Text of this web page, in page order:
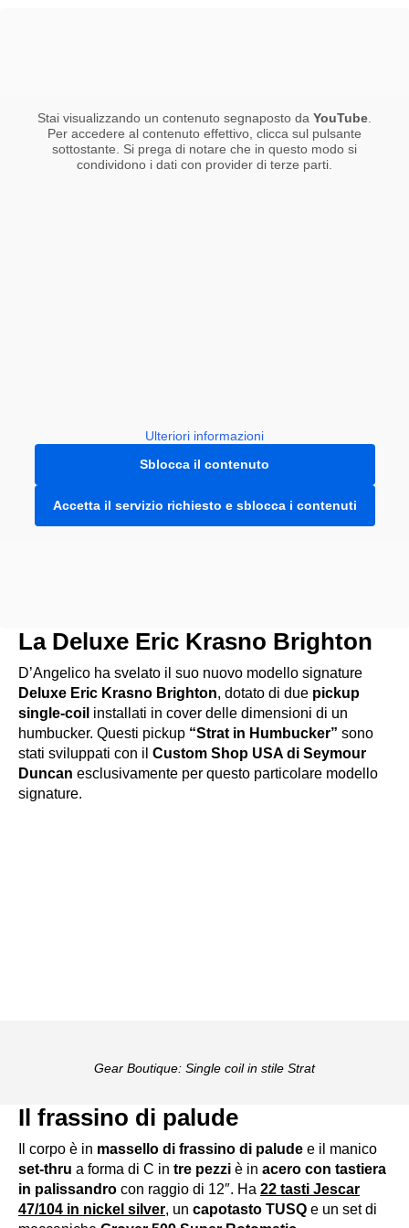
Stai visualizzando un contenuto segnaposto da YouTube
Per accedere al contenuto effettivo, clicca sul pulsante
sottostante. Si prega di notare che in questo modo si
condividono i dati con provider di terze parti.
Ulteriori informazioni
Sblocca il contenuto
Accetta il servizio richiesto e sblocca i contenuti
La Deluxe Eric Krasno Brighton
D’Angelico ha svelato il suo nuovo modello signature
Deluxe Eric Krasno Brighton, dotato di due pickup
single-coil installati in cover delle dimensioni di un
humbucker. Questi pickup “Strat in Humbucker” sono
stati sviluppati con il Custom Shop USA di Seymour
Duncan esclusivamente per questo particolare modello
signature.
Gear Boutique: Single coil in stile Strat
Il frassino di palude
Il corpo è in massello di frassino di palude e il manico
set-thru a forma di C in tre pezzi è in acero con tastiera
in palissandro con raggio di 12″. Ha 22 tasti Jescar
47/104 in nickel silver, un capotasto TUSQ e un set di